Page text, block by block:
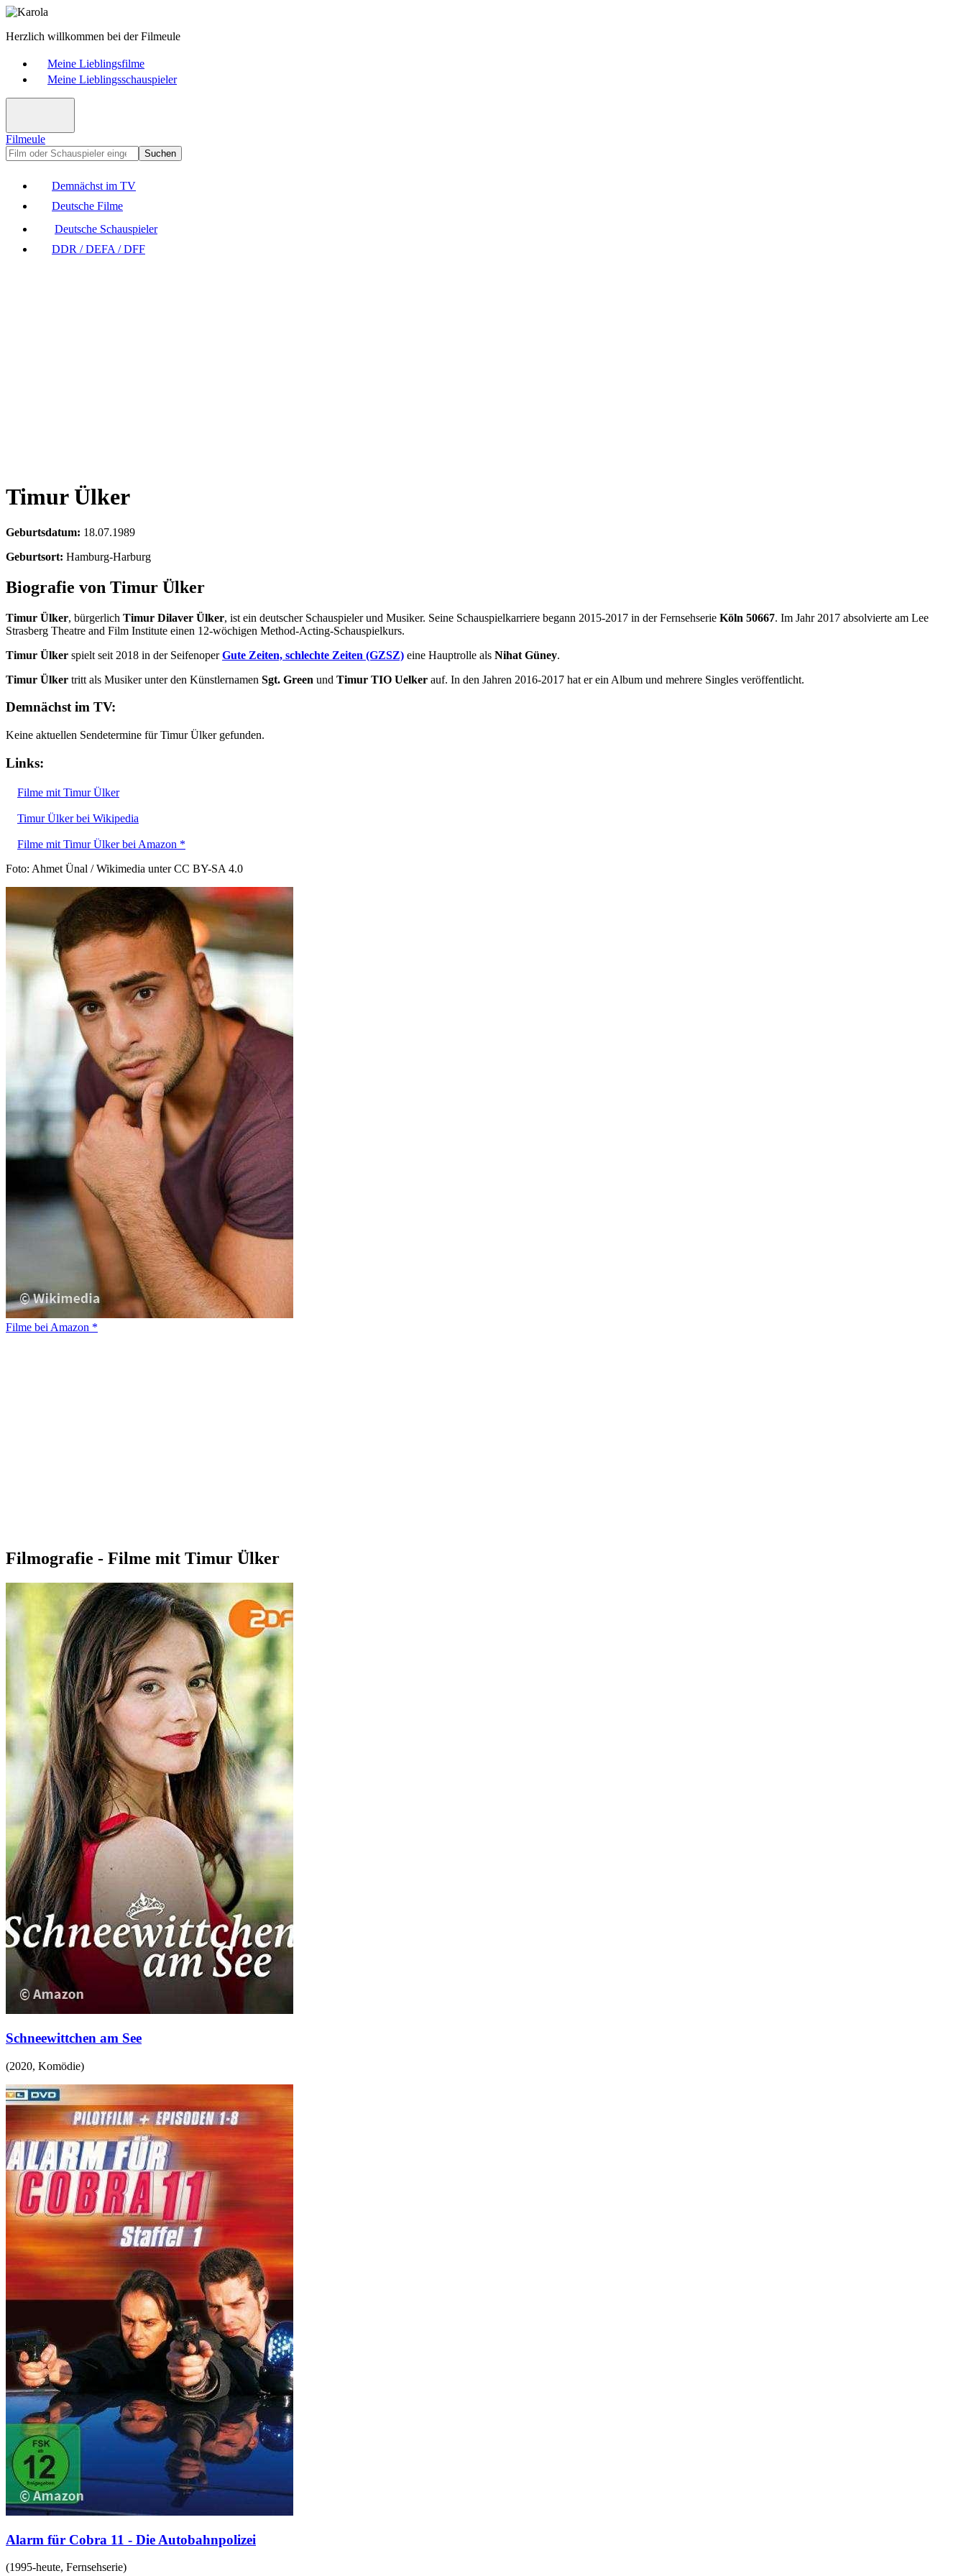
Herzlich willkommen bei der Filmeule
Meine Lieblingsfilme
Meine Lieblingsschauspieler
Filmeule
Suchen
Demnächst im TV
Deutsche Filme
Deutsche Schauspieler
DDR / DEFA / DFF
Timur Ülker
Geburtsdatum: 18.07.1989
Geburtsort: Hamburg-Harburg
Biografie von Timur Ülker
Timur Ülker, bürgerlich Timur Dilaver Ülker, ist ein deutscher Schauspieler und Musiker. Seine Schauspielkarriere begann 2015-2017 in der Fernsehserie Köln 50667. Im Jahr 2017 absolvierte am Lee
Strasberg Theatre and Film Institute einen 12-wöchigen Method-Acting-Schauspielkurs.
Timur Ülker spielt seit 2018 in der SeifenoperGute Zeiten, schlechte Zeiten (GZSZ) eine Hauptrolle als Nihat Güney.
Timur Ülker tritt als Musiker unter den Künstlernamen Sgt. Green und Timur TIO Uelker auf. In den Jahren 2016-2017 hat er ein Album und mehrere Singles veröffentlicht.
Demnächst im TV:
Keine aktuellen Sendetermine für Timur Ülker gefunden.
Links:
Filme mit Timur Ülker
Timur Ülker bei Wikipedia
Filme mit Timur Ülker bei Amazon *
Foto: Ahmet Ünal / Wikimedia unter CC BY-SA 4.0
Filme bei Amazon *
Filmografie - Filme mit Timur Ülker
Schneewittchen am See
(2020, Komödie)
Alarm für Cobra 11 - Die Autobahnpolizei
(1995-heute, Fernsehserie)